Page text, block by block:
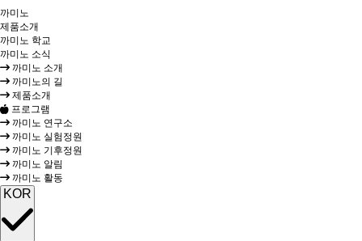
까미노
제품소개
까미노 학교
까미노 소식
까미노 소개
까미노의 길
제품소개
프로그램
까미노 연구소
까미노 실험정원
까미노 기후정원
까미노 알림
까미노 활동
KOR